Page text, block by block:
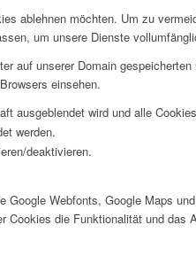
ablehnen möchten. Um zu
um unsere Dienste
auf unserer Domain
einsehen.
ausgeblendet wird und alle
werden.
deaktivieren.
Webfonts, Google Maps
die Funktionalität und